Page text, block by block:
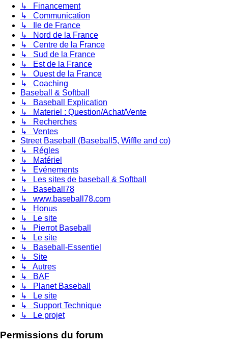
↳ Financement
↳ Communication
↳ Ile de France
↳ Nord de la France
↳ Centre de la France
↳ Sud de la France
↳ Est de la France
↳ Ouest de la France
↳ Coaching
Baseball & Softball
↳ Baseball Explication
↳ Materiel : Question/Achat/Vente
↳ Recherches
↳ Ventes
Street Baseball (Baseball5, Wiffle and co)
↳ Régles
↳ Matériel
↳ Evénements
↳ Les sites de baseball & Softball
↳ Baseball78
↳ www.baseball78.com
↳ Honus
↳ Le site
↳ Pierrot Baseball
↳ Le site
↳ Baseball-Essentiel
↳ Site
↳ Autres
↳ BAF
↳ Planet Baseball
↳ Le site
↳ Support Technique
↳ Le projet
Permissions du forum